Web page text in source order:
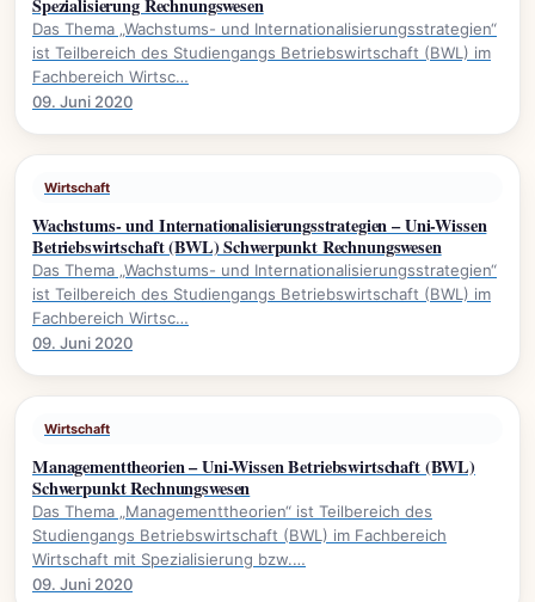
Spezialisierung Rechnungswesen
Das Thema „Wachstums- und Internationalisierungsstrategien“
ist Teilbereich des Studiengangs Betriebswirtschaft (BWL) im
Fachbereich Wirtsc…
09. Juni 2020
Wirtschaft
Wachstums- und Internationalisierungsstrategien – Uni-Wissen
Betriebswirtschaft (BWL) Schwerpunkt Rechnungswesen
Das Thema „Wachstums- und Internationalisierungsstrategien“
ist Teilbereich des Studiengangs Betriebswirtschaft (BWL) im
Fachbereich Wirtsc…
09. Juni 2020
Wirtschaft
Managementtheorien – Uni-Wissen Betriebswirtschaft (BWL)
Schwerpunkt Rechnungswesen
Das Thema „Managementtheorien“ ist Teilbereich des
Studiengangs Betriebswirtschaft (BWL) im Fachbereich
Wirtschaft mit Spezialisierung bzw.…
09. Juni 2020